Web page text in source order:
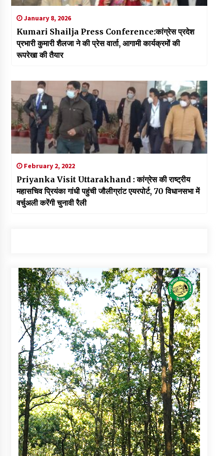
January 8, 2026
Kumari Shailja Press Conference:कांग्रेस प्रदेश
प्रभारी कुमारी शैलजा ने की प्रेस वार्ता, आगामी कार्यक्रमों की
रूपरेखा की तैयार
February 2, 2022
Priyanka Visit Uttarakhand : कांग्रेस की राष्ट्रीय
महासचिव प्रियंका गांधी पहुंची जौलीग्रांट एयरपोर्ट, 70 विधानसभा में
वर्चुअली करेंगी चुनावी रैली